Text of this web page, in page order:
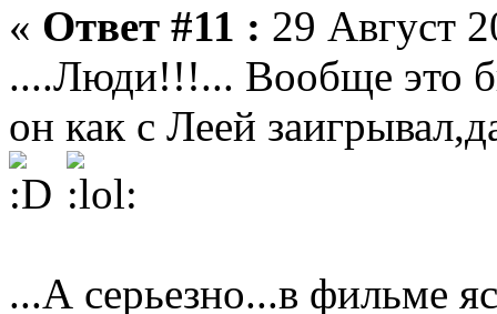
« Ответ #11 : 29 Август
....Люди!!!... Вообще это
он как с Леей
...А серьезно...в фильме